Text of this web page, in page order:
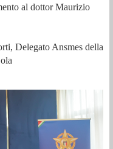
al dottor Maurizio
Delegato Ansmes della